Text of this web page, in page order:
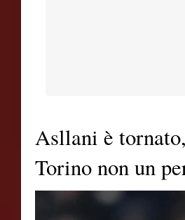
Asllani è
Torino non un